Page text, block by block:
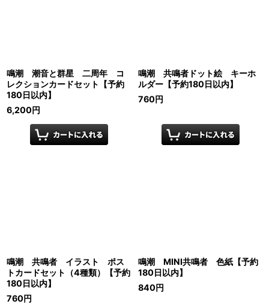
鳴潮 潮音と群星 二周年 コ
レクションカードセット【予約
180日以内】
6,200円
鳴潮 共鳴者ドット絵 キーホ
ルダー【予約180日以内】
760円
鳴潮 共鳴者 イラスト ポス
トカードセット（4種類）【予約
180日以内】
760円
鳴潮 MINI共鳴者 色紙【予約
180日以内】
840円